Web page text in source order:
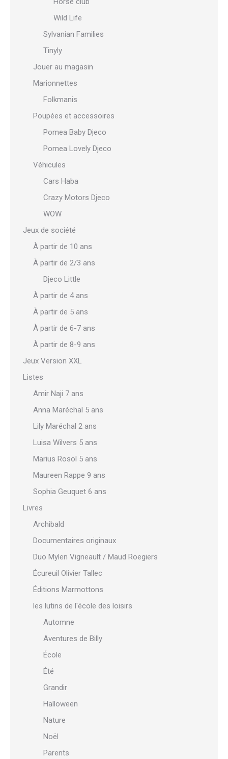
Wild Life
Sylvanian Families
Tinyly
Jouer au magasin
Marionnettes
Folkmanis
Poupées et accessoires
Pomea Baby Djeco
Pomea Lovely Djeco
Véhicules
Cars Haba
Crazy Motors Djeco
WOW
Jeux de société
À partir de 10 ans
À partir de 2/3 ans
Djeco Little
À partir de 4 ans
À partir de 5 ans
À partir de 6-7 ans
À partir de 8-9 ans
Jeux Version XXL
Listes
Amir Naji 7 ans
Anna Maréchal 5 ans
Lily Maréchal 2 ans
Luisa Wilvers 5 ans
Marius Rosol 5 ans
Maureen Rappe 9 ans
Sophia Geuquet 6 ans
Livres
Archibald
Documentaires originaux
Duo Mylen Vigneault / Maud Roegiers
Écureuil Olivier Tallec
Éditions Marmottons
les lutins de l'école des loisirs
Automne
Aventures de Billy
École
Été
Grandir
Halloween
Nature
Noël
Parents